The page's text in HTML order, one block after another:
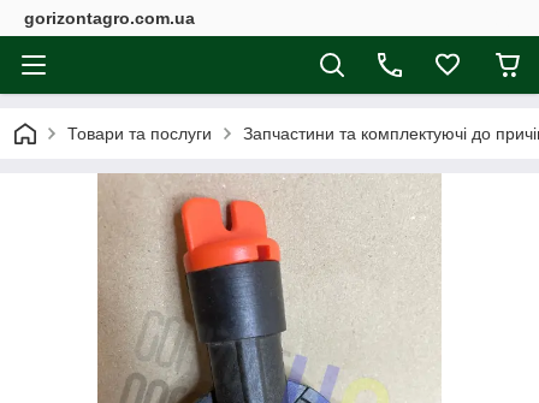
gorizontagro.com.ua
Товари та послуги Запчастини та комплектуючі до